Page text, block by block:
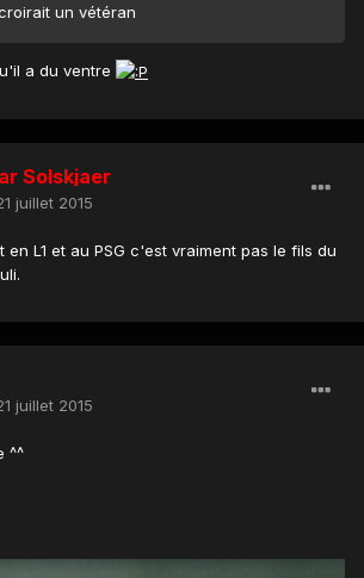
un vétéran
a du ventre
Solskjaer
juillet 2015
en L1 et au PSG c'est vraiment pas le fils du
juillet 2015
^^